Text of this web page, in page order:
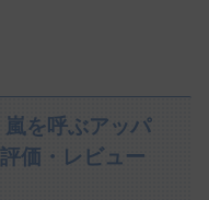
を呼ぶアッパ
価・レビュー